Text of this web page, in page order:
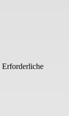
Erforderliche